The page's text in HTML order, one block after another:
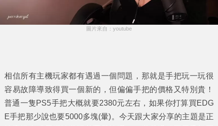
圖片來自：youtube
相信所有主機玩家都有遇過一個問題，那就是手把玩一玩很
容易故障導致得買一個新的，但偏偏手把的價格又特別貴！
普通一隻PS5手把大概就要2380元左右，如果你打算買EDG
E手把那少說也要5000多塊(暈)。今天跟大家分享的主題是正